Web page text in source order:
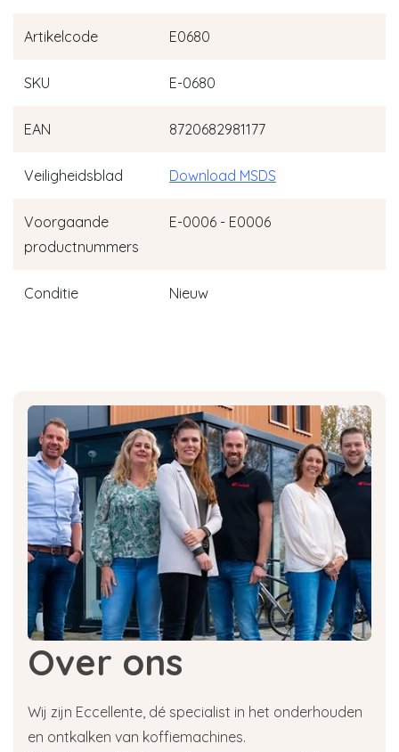
Artikelcode E0680
SKU E-0680
EAN 8720682981177
Veiligheidsblad Download MSDS
Voorgaande
productnummers
E-0006 - E0006
Conditie Nieuw
Over ons
Wij zijn Eccellente, dé specialist in het onderhouden
en ontkalken van koffiemachines.